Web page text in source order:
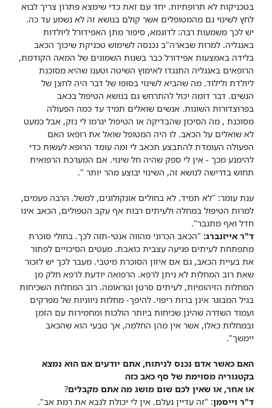
בטכניקות לא תרופתיות. יחד עם זאת כדי שימצא פתרון צריך לבוא
לחץ לשינוי גם מהמטופלים אשר קולם בנושא זה לא נשמע עד כה.
יש לכך משמעות רבה: לדוגמא, סיפור מתן האפידורל ליולדות
באנגליה. למרות שבארה"ב נכנסה לשימוש טכניקת שיכוך הכאב
בלידה באמצעות אפידורל כבר בשנות השמונים של המאה הקודמת,
הרופאים באנגליה התנגדו לאימוץ השיטה וטענו שהיא מסוכנת
ליולדת ולילוד. מה שהביא לשינוי בסופו של דבר היה לחצן של
הנשים. דבר דומה יכול להתרחש גם בנושא הטיפול בכאב
בפרוצדורות השונות. אנשים שואלים תמיד עד כמה הפעולה
מסוכנת , מה הסיכון שהבדיקה או הטיפול יגרמו לי נזק, אבל כמעט
לא שואלים על הכאב. לו היה המטופל שואל את רופאו האם
הפעולה העומדת להתבצע תכאב לי ומה עומד הרופא לעשות כדי
להימנע מכך - אין לי ספק שהיה חל שינוי. אם המערכת הרפואית
תחוש בדרישה לנושא זה, השינוי יבוצע מהר יותר ".
ענת עומר: "לא תמיד. לא בחולים אונקולוגים, למשל. הרבה פעמים,
למרות הטיפול במחלה ולעיתים רבות אף עקב הטפולים, הכאב אינו
חדל ואף מתגבר".
ד"ר אייזנברג: "הכאב הכרוני מהווה אנטי-תזה לכך. בחולי סוכרת
מתפתחת לעיתים פגיעה עצבית כואבת. מעטים הסיכויים לפתור
את בעיית הכאב, גם אם איזון הסוכרת מיטבי. מעבר לכך יש לזכור
שאת רוב המחלות לא ניתן לרפא. הרפואה יודעת לרפא חלק מן
המחלות הזיהומיות, לעיתים סרטן וטראומה. רוב המחלות השכיחות
בגיל המבוגר אינן ברות ריפוי. להיפך- מחלות ניווניות של מפרקים
ועמוד השדרה שהינן שכיחות ביותר הולכות ומחמירות עם הזמן
ובמחלות כאלו, אשר אין מהן החלמה, אך טבעי הוא שהכאב
יימשך".
האם כאשר אדם נכנס לניתוח, אתם יודעים אם הוא נמצא
בקטגוריה מסוימת של סף כאב כזה
או אחר, או שאין לכם שום מושג מה אתם מקבלים?
ד"ר וייסמן: "זה עדיין נעלם. אין לי יכולת לנבא את רמת אב".